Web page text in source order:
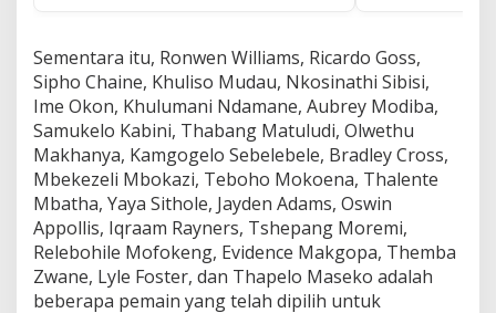
Sementara itu, Ronwen Williams, Ricardo Goss,
Sipho Chaine, Khuliso Mudau, Nkosinathi Sibisi,
Ime Okon, Khulumani Ndamane, Aubrey Modiba,
Samukelo Kabini, Thabang Matuludi, Olwethu
Makhanya, Kamgogelo Sebelebele, Bradley Cross,
Mbekezeli Mbokazi, Teboho Mokoena, Thalente
Mbatha, Yaya Sithole, Jayden Adams, Oswin
Appollis, Iqraam Rayners, Tshepang Moremi,
Relebohile Mofokeng, Evidence Makgopa, Themba
Zwane, Lyle Foster, dan Thapelo Maseko adalah
beberapa pemain yang telah dipilih untuk